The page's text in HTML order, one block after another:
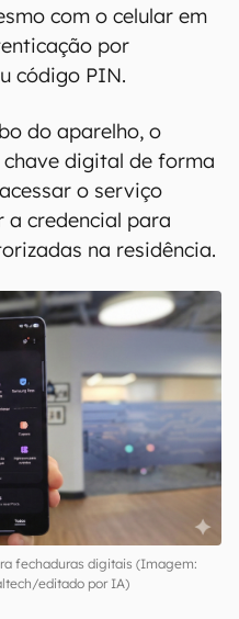
com o celular em
por
código PIN.
do aparelho, o
digital de forma
o serviço
a credencial para
na residência.
fechaduras digitais (Imagem:
editado por IA)